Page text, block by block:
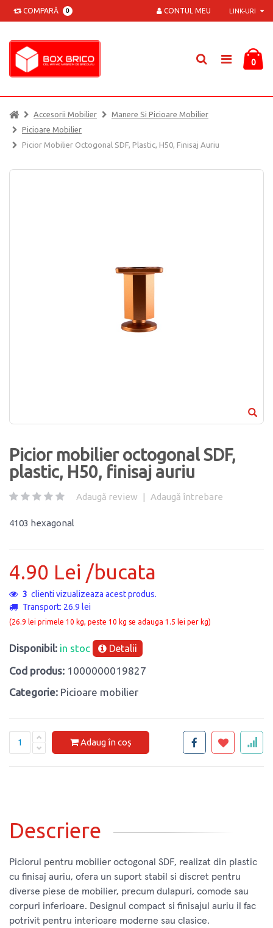
COMPARĂ 0 LINK-URI
CONTUL MEU
0
Accesorii Mobilier
Manere Si Picioare Mobilier
Picioare Mobilier
Picior Mobilier Octogonal SDF, Plastic, H50, Finisaj Auriu
Picior mobilier octogonal SDF,
plastic, H50, finisaj auriu
Adaugă review | Adaugă întrebare
4103 hexagonal
4.90 Lei /bucata
3 clienti vizualizeaza acest produs.
Transport: 26.9 lei
(26.9 lei primele 10 kg, peste 10 kg se adauga 1.5 lei per kg)
Disponibil: in stoc Detalii
Cod produs: 1000000019827
Categorie: Picioare mobilier
Adaug în coș
Descriere
Piciorul pentru mobilier octogonal SDF, realizat din plastic
cu finisaj auriu, ofera un suport stabil si discret pentru
diverse piese de mobilier, precum dulapuri, comode sau
corpuri inferioare. Designul compact si finisajul auriu il fac
potrivit pentru interioare moderne sau clasice.